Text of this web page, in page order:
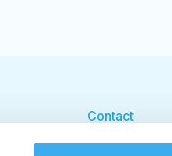
Contact
Cookie beleid